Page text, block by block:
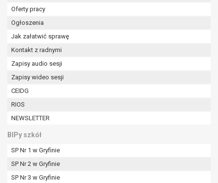
Oferty pracy
Ogłoszenia
Jak załatwić sprawę
Kontakt z radnymi
Zapisy audio sesji
Zapisy wideo sesji
CEIDG
RIOS
NEWSLETTER
BIPy szkół
SP Nr 1 w Gryfinie
SP Nr 2 w Gryfinie
SP Nr 3 w Gryfinie